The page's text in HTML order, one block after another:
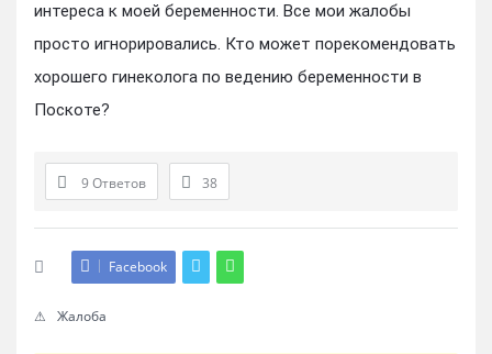
интереса к моей беременности. Все мои жалобы
просто игнорировались. Кто может порекомендовать
хорошего гинеколога по ведению беременности в
Поскоте?
9 Ответов 38
Facebook
Жалоба